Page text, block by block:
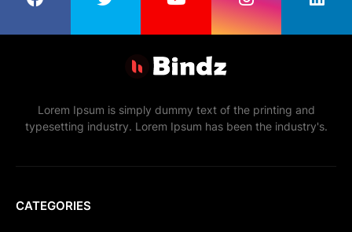
Lorem Ipsum is simply dummy text of the printing and
typesetting industry. Lorem Ipsum has been the industry's.
CATEGORIES